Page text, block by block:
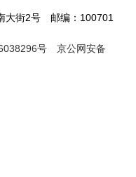
大街2号 邮编：100701
号
京公网安备